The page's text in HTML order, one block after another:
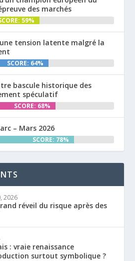
des marchés
59%
tension latente malgré la
SCORE: 64%
bascule historique des
spéculatif
SCORE: 68%
– Mars 2026
SCORE: 78%
2026
réveil du risque après des
: vraie renaissance
surtout symbolique ?